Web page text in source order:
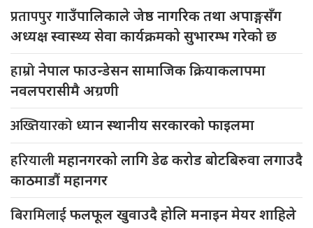
प्रतापपुरगाउँपालिकाले जेष्ठ नागरिक तथा अपाङ्गसँग
अध्यक्ष स्वास्थ्य सेवा कार्यक्रमको सुभारम्भ गरेको छ
हाम्रोनेपाल फाउन्डेसन सामाजिक क्रियाकलापमा
नवलपरासीमै अग्रणी
अख्तियारको ध्यान स्थानीय सरकारको फाइलमा
हरियालीमहानगरको लागि डेढ करोड बोटबिरुवा लगाउदै
काठमाडौं महानगर
बिरामिलाईफलफूल खुवाउदै होलि मनाइन मेयर शाहिले